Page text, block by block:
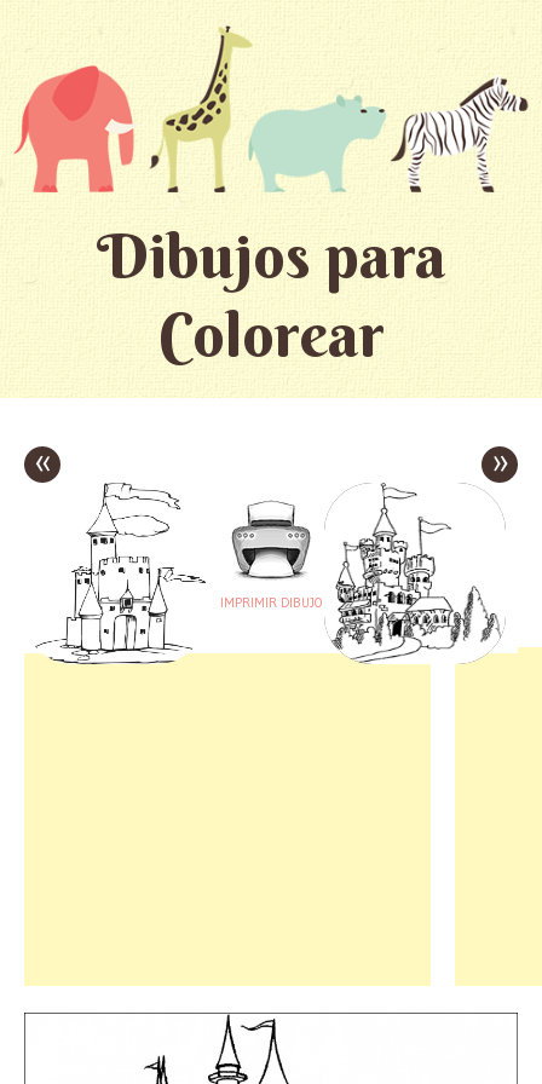
Dibujos para
Colorear
«
IMPRIMIR DIBUJO
»